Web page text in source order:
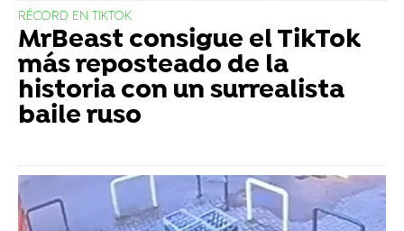
RÉCORD EN TIKTOK
MrBeast consigue el TikTok
más reposteado de la
historia con un surrealista
baile ruso